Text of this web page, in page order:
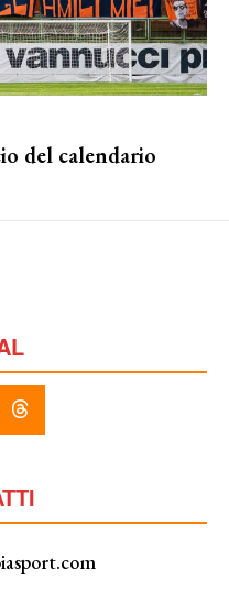
del calendario